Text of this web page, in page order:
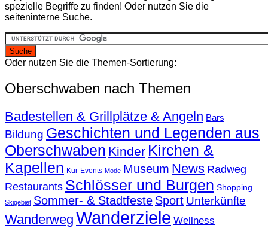
spezielle Begriffe zu finden! Oder nutzen Sie die
seiteninterne Suche.
Oder nutzen Sie die Themen-Sortierung:
Oberschwaben nach Themen
Badestellen & Grillplätze & Angeln Bars
Bildung Geschichten und Legenden aus
Oberschwaben Kinder Kirchen &
Kapellen Kur-Events Mode Museum News Radweg
Restaurants Schlösser und Burgen Shopping
Skigebiet Sommer- & Stadtfeste Sport Unterkünfte
Wanderweg Wanderziele Wellness